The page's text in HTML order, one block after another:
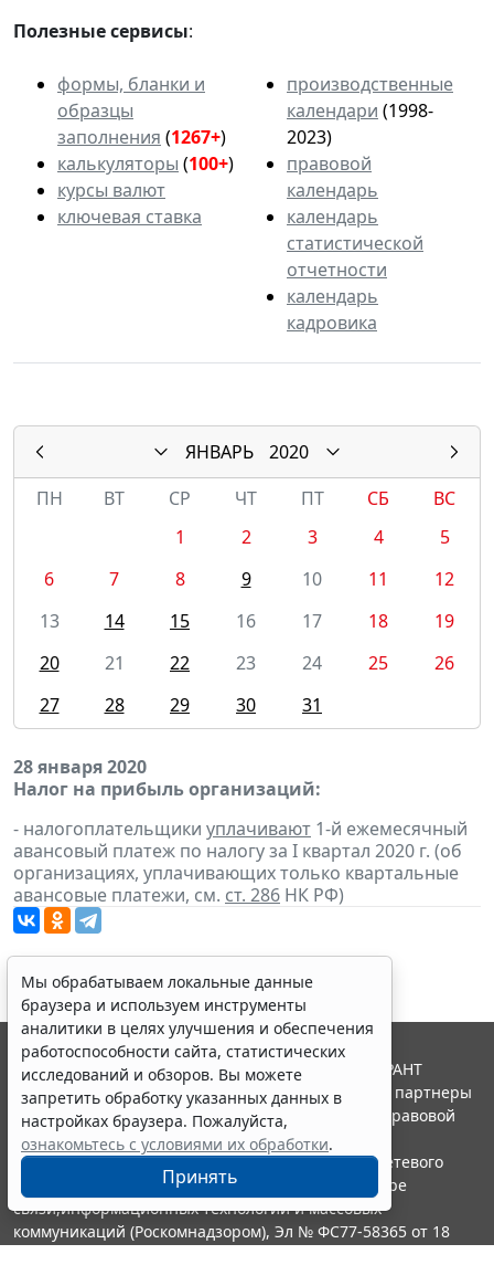
Полезные сервисы:
формы, бланки и
образцы
заполнения (1267+)
калькуляторы (100+)
курсы валют
ключевая ставка
производственные
календари (1998-
2023)
правовой
календарь
календарь
статистической
отчетности
календарь
кадровика
ЯНВАРЬ
2020
ПН
ВТ СР ЧТ ПТ СБ
ВС
1
2 3 4
5
6
7 8 9 10 11
12
13
14 15 16 17 18
19
20
21 22 23 24 25
26
27
28 29 30 31
28 января 2020
Налог на прибыль организаций:
- налогоплательщики уплачивают 1-й ежемесячный
авансовый платеж по налогу за I квартал 2020 г. (об
организациях, уплачивающих только квартальные
авансовые платежи, см. ст. 286 НК РФ)
Мы обрабатываем локальные данные
браузера и используем инструменты
аналитики в целях улучшения и обеспечения
работоспособности сайта, статистических
исследований и обзоров. Вы можете
запретить обработку указанных данных в
настройках браузера. Пожалуйста,
ознакомьтесь с условиями их обработки.
Принять
© ООО "НПП "ГАРАНТ-СЕРВИС", 2026. Система ГАРАНТ
выпускается с 1990 года. Компания "Гарант" и ее партнеры
являются участниками Российской ассоциации правовой
информации ГАРАНТ.
Портал ГАРАНТ.РУ зарегистрирован в качестве сетевого
издания Федеральной службой по надзору в сфере
связи,информационных технологий и массовых
коммуникаций (Роскомнадзором), Эл № ФС77-58365 от 18